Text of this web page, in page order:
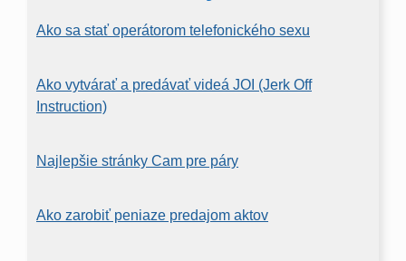
Ako sa stať operátorom telefonického sexu
Ako vytvárať a predávať videá JOI (Jerk Off
Instruction)
Najlepšie stránky Cam pre páry
Ako zarobiť peniaze predajom aktov